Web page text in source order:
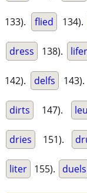
133). flied 134).
dress 138). lifer
142). delfs 143).
dirts 147).
dries 151).
liter 155). duels